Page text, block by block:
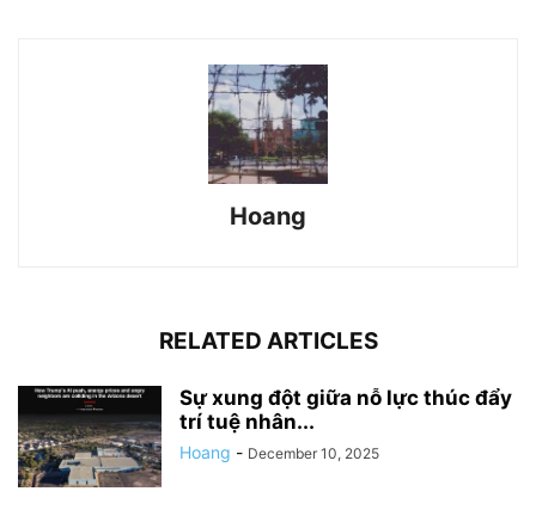
Hoang
RELATED ARTICLES
Sự xung đột giữa nỗ lực thúc đẩy
trí tuệ nhân...
Hoang - December 10, 2025